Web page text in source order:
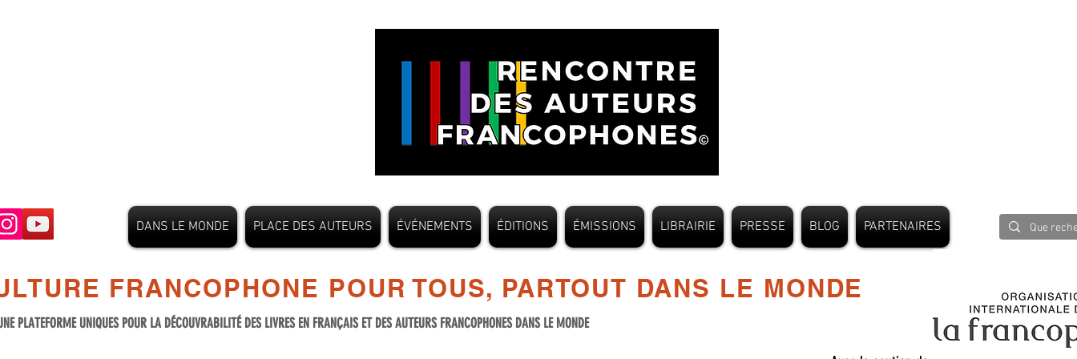
DANS LE MONDE PLACE DES AUTEURS ÉVÉNEMENTS ÉDITIONS ÉMISSIONS LIBRAIRIE PRESSE BLOG PARTENAIRES
FRANCOPHONE POUR TOUS, PARTOUT DANS LE MONDE
PLATEFORME UNIQUES POUR LA DÉCOUVRABILITÉ DES LIVRES EN FRANÇAIS ET DES AUTEURS FRANCOPHONES DANS LE MONDE